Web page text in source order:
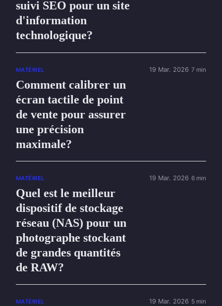
suivi SEO pour un site
d'information
technologique?
MATÉRIEL
Comment calibrer un
écran tactile de point
de vente pour assurer
une précision
maximale?
19 Mar. 2026 7 min
MATÉRIEL
Quel est le meilleur
dispositif de stockage
réseau (NAS) pour un
photographe stockant
de grandes quantités
de RAW?
19 Mar. 2026 6 min
MATÉRIEL 19 Mar. 2026 5 min